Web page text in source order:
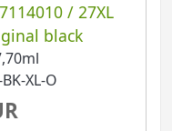
/ 27XL
black
XL-O